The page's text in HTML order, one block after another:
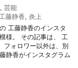
芸能
工藤静香 炎上
工藤静香のインスタ
様。 その記事は、 工
ォロワー以外は、別
静香がインスタグラム